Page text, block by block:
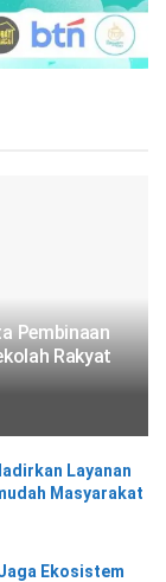
Pembinaan
Rakyat
Layanan
Masyarakat
Ekosistem